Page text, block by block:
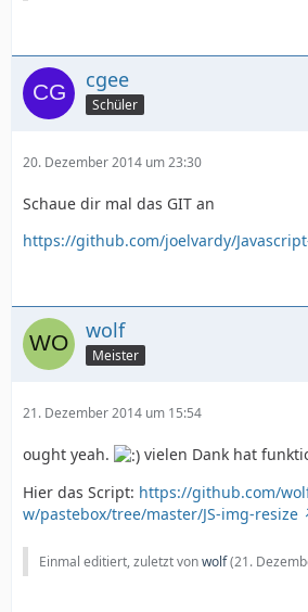
cgee
Schüler
20. Dezember 2014 um 23:30
Schaue dir mal das GIT an
https://github.com/joelvardy/
wolf
Meister
21. Dezember 2014 um 15:54
ought yeah.
vielen Dank hat
Hier das Script: https://github.com/
w/pastebox/tree/master/JS-img-resize
Einmal editiert, zuletzt vonwolf(21.